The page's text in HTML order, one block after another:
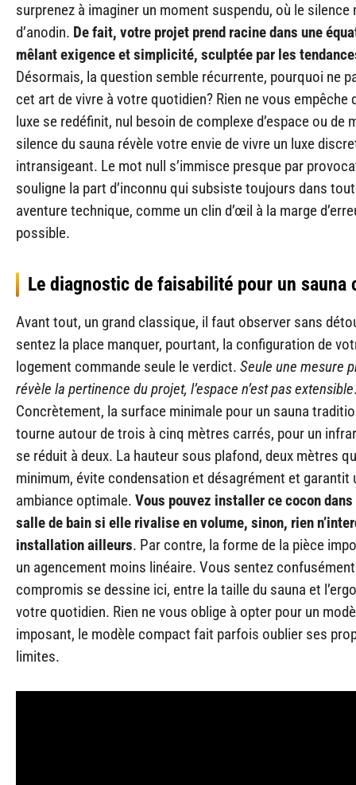
surprenez à imaginer un moment suspendu, où le silence
d’anodin. De fait, votre projet prend racine dans une
mêlant exigence et simplicité, sculptée par les
Désormais, la question semble récurrente, pourquoi ne
cet art de vivre à votre quotidien? Rien ne vous empêche
luxe se redéfinit, nul besoin de complexe d’espace ou de
silence du sauna révèle votre envie de vivre un luxe
intransigeant. Le mot null s’immisce presque par
souligne la part d’inconnu qui subsiste toujours dans
aventure technique, comme un clin d’œil à la marge
possible.
Le diagnostic de faisabilité pour un sauna
Avant tout, un grand classique, il faut observer sans
sentez la place manquer, pourtant, la configuration de
logement commande seule le verdict. Seule une mesure
révèle la pertinence du projet, l’espace n’est pas extensible
Concrètement, la surface minimale pour un sauna
tourne autour de trois à cinq mètres carrés, pour un
se réduit à deux. La hauteur sous plafond, deux mètres
minimum, évite condensation et désagrément et garantit
ambiance optimale. Vous pouvez installer ce cocon
salle de bain si elle rivalise en volume, sinon, rien
installation ailleurs. Par contre, la forme de la pièce
un agencement moins linéaire. Vous sentez confusément
compromis se dessine ici, entre la taille du sauna et
votre quotidien. Rien ne vous oblige à opter pour un
imposant, le modèle compact fait parfois oublier ses
limites.